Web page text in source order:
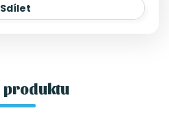
Sdílet
produktu